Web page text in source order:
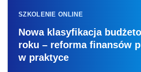
SZKOLENIE ONLINE
Nowa klasyfikacja
roku – reforma finansów
w praktyce